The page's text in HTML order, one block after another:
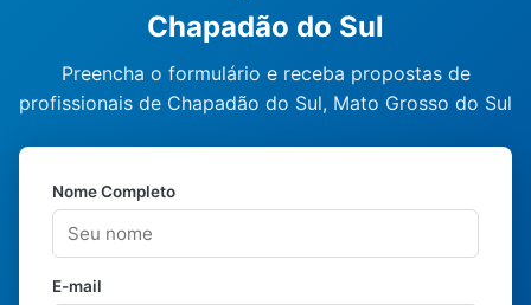
Chapadão do Sul
Preencha o formulário e receba propostas de
profissionais de Chapadão do Sul, Mato Grosso do Sul
Nome Completo
E-mail